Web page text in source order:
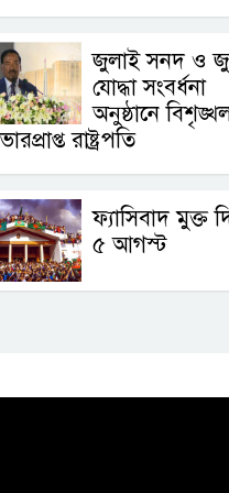
জুলাই সনদ ও
যোদ্ধা সংবর্ধনা
অনুষ্ঠানে
রাষ্ট্রপতি
ফ্যাসিবাদ মুক্ত
৫ আগস্ট